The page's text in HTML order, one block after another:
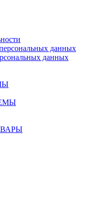
данных
данных